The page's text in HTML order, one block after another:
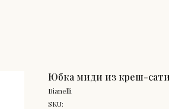
Юбка миди из креш-
Bianelli
SKU: